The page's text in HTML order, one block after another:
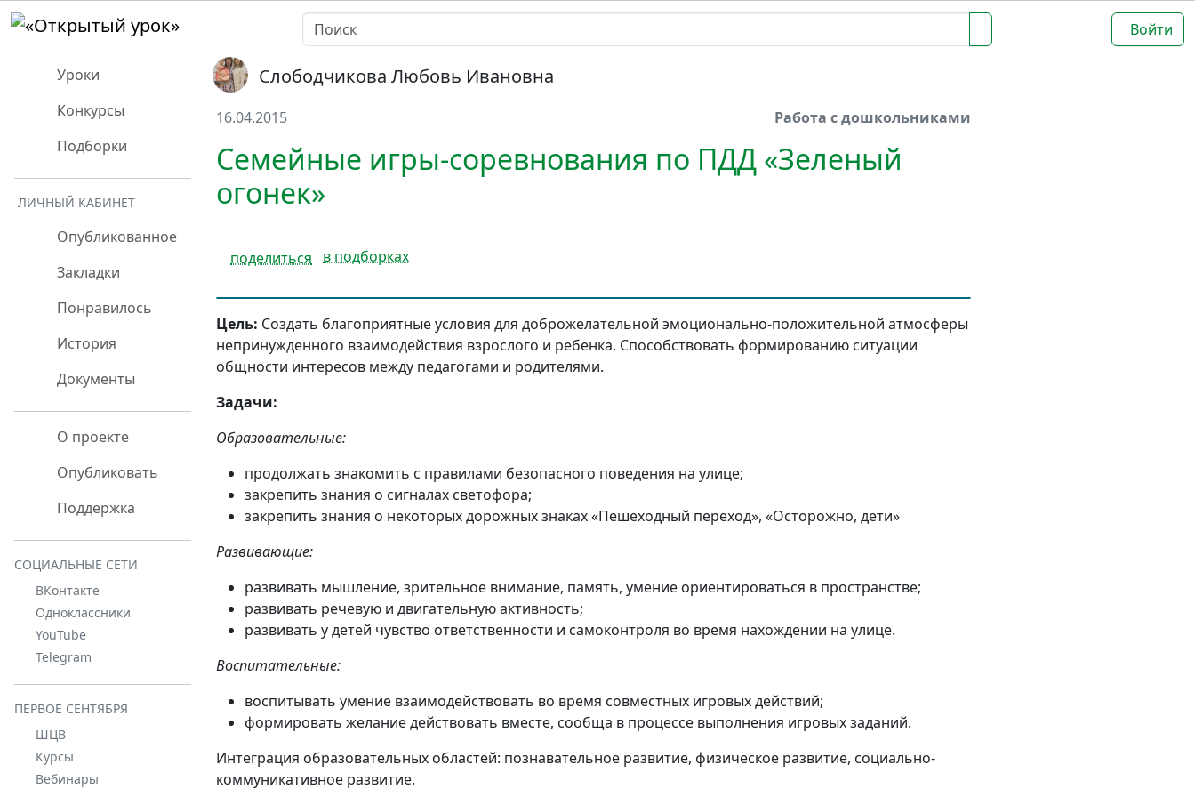
Войти
Уроки
Конкурсы
Подборки
ЛИЧНЫЙ КАБИНЕТ
Опубликованное
Закладки
Понравилось
История
Документы
О проекте
Опубликовать
Поддержка
СОЦИАЛЬНЫЕ СЕТИ
ВКонтакте
Одноклассники
YouTube
Telegram
ПЕРВОЕ СЕНТЯБРЯ
ШЦВ
Курсы
Вебинары
Слободчикова Любовь Ивановна
16.04.2015 Работа с дошкольниками
Семейные игры-соревнования по ПДД «Зеленый
огонек»
поделиться в подборках
Цель: Создать благоприятные условия для доброжелательной эмоционально-положительной атмосферы
непринужденного взаимодействия взрослого и ребенка. Способствовать формированию ситуации
общности интересов между педагогами и родителями.
Задачи:
Образовательные:
продолжать знакомить с правилами безопасного поведения на улице;
закрепить знания о сигналах светофора;
закрепить знания о некоторых дорожных знаках «Пешеходный переход», «Осторожно, дети»
Развивающие:
развивать мышление, зрительное внимание, память, умение ориентироваться в пространстве;
развивать речевую и двигательную активность;
развивать у детей чувство ответственности и самоконтроля во время нахождении на улице.
Воспитательные:
воспитывать умение взаимодействовать во время совместных игровых действий;
формировать желание действовать вместе, сообща в процессе выполнения игровых заданий.
Интеграция образовательных областей: познавательное развитие, физическое развитие, социально-
коммуникативное развитие.